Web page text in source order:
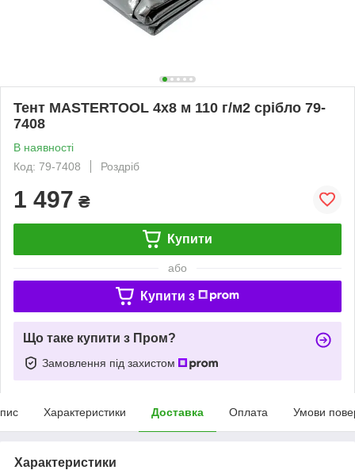
Тент MASTERTOOL 4х8 м 110 г/м2 срібло 79-
7408
В наявності
Код: 79-7408
Роздріб
1 497 ₴
Купити
або
Купити з
Що таке купити з Пром?
Замовлення під захистом
Характеристики Доставка Оплата Умови
Характеристики